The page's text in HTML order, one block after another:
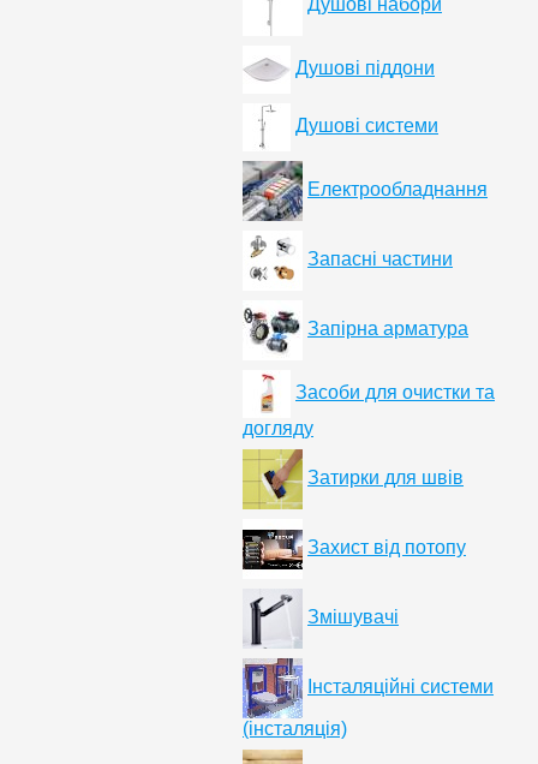
Душові набори
Душові піддони
Душові системи
Електрообладнання
Запасні частини
Запірна арматура
Засоби для очистки та
догляду
Затирки для швів
Захист від потопу
Змішувачі
Інсталяційні системи
(інсталяція)